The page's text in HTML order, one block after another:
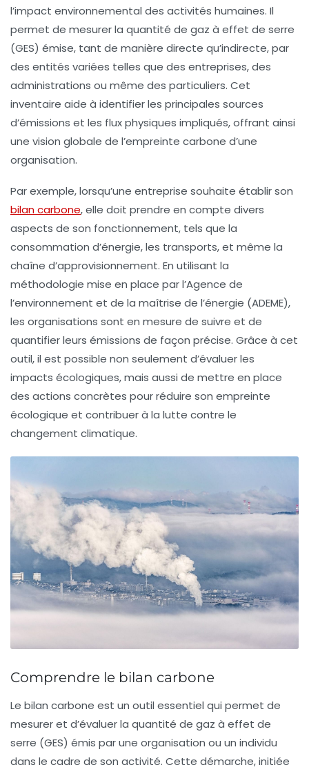
l’impact environnemental des activités humaines. Il
permet de mesurer la quantité de gaz à effet de serre
(GES) émise, tant de manière directe qu’indirecte, par
des entités variées telles que des entreprises, des
administrations ou même des particuliers. Cet
inventaire aide à identifier les principales sources
d’émissions et les flux physiques impliqués, offrant ainsi
une vision globale de l’empreinte carbone d’une
organisation.
Par exemple, lorsqu’une entreprise souhaite établir son
bilan carbone, elle doit prendre en compte divers
aspects de son fonctionnement, tels que la
consommation d’énergie, les transports, et même la
chaîne d’approvisionnement. En utilisant la
méthodologie mise en place par l’Agence de
l’environnement et de la maîtrise de l’énergie (ADEME),
les organisations sont en mesure de suivre et de
quantifier leurs émissions de façon précise. Grâce à cet
outil, il est possible non seulement d’évaluer les
impacts écologiques, mais aussi de mettre en place
des actions concrètes pour réduire son empreinte
écologique et contribuer à la lutte contre le
changement climatique.
Comprendre le bilan carbone
Le bilan carbone est un outil essentiel qui permet de
mesurer et d’évaluer la quantité de gaz à effet de
serre (GES) émis par une organisation ou un individu
dans le cadre de son activité. Cette démarche, initiée